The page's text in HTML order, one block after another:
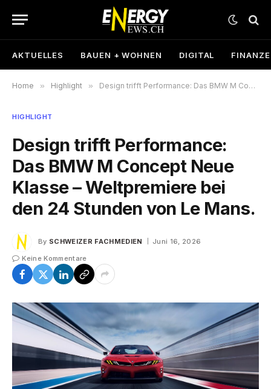
AKTUELLES BAUEN + WOHNEN DIGITAL
Home » Highlight » Design trifft Performance: Das BMW M Concept Neue Klasse – Weltpremiere bei den 24 Stunden von Le Mans.
HIGHLIGHT
Design trifft Performance:
Das BMW M Concept Neue
Klasse – Weltpremiere bei
den 24 Stunden von Le Mans.
By SCHWEIZER FACHMEDIEN
Juni 16, 2026
Keine Kommentare